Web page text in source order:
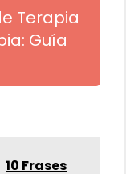
Terapia
Guía
10 Frases